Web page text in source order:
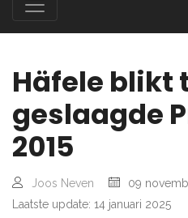
Häfele blikt
geslaagde
2015
Joos Neven
09
Laatste update: 14 januari 2025